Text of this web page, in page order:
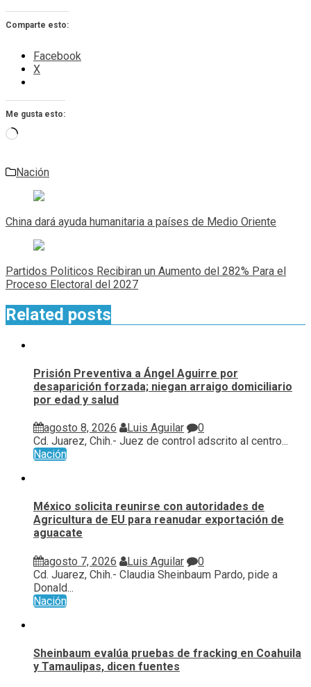
Comparte esto:
Facebook
X
Me gusta esto:
Cargando...
Nación
Navegación
de
entradas
China dará ayuda humanitaria a países de Medio Oriente
Partidos Politicos Recibiran un Aumento del 282% Para el
Proceso Electoral del 2027
Related posts
Prisión Preventiva a Ángel Aguirre por
desaparición forzada; niegan arraigo domiciliario
por edad y salud
agosto 8, 2026 Luis Aguilar
0
Cd. Juarez, Chih.- Juez de control adscrito al centro...
Nación
México solicita reunirse con autoridades de
Agricultura de EU para reanudar exportación de
aguacate
agosto 7, 2026 Luis Aguilar
0
Cd. Juarez, Chih.- Claudia Sheinbaum Pardo, pide a
Donald...
Nación
Sheinbaum evalúa pruebas de fracking en Coahuila
y Tamaulipas, dicen fuentes